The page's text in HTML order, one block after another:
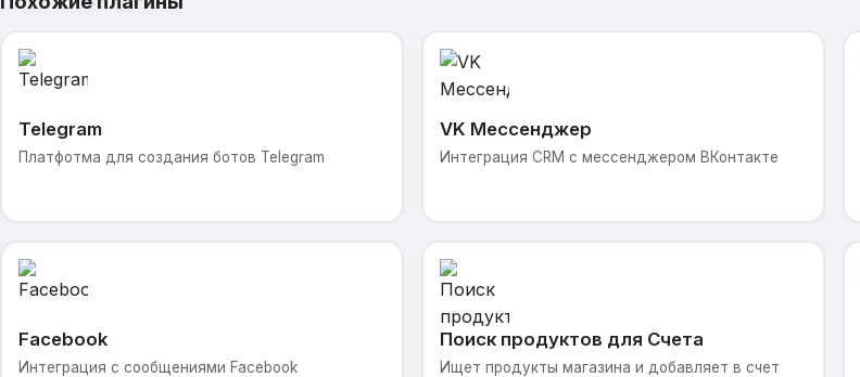
Telegram
Платфотма для создания ботов Telegram
VK Мессенджер
Интеграция CRM с мессенджером ВКонтакте
Facebook
Интеграция с сообщениями Facebook
Поиск продуктов для Счета
Ищет продукты магазина и добавляет в счет